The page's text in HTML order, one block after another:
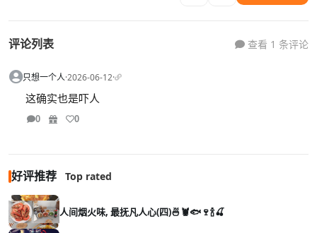
评论列表 查看 1 条评论
只想一个人·2026-06-12·
这确实也是吓人
0 0
好评推荐 Top rated
人间烟火味, 最抚凡人心(四)🍜🦞🐟🍷🍾🍒